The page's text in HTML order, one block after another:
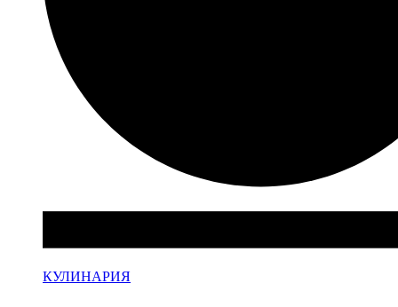
КУЛИНАРИЯ